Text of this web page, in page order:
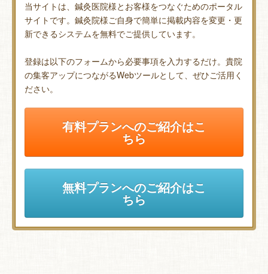
当サイトは、鍼灸医院様とお客様をつなぐためのポータル
サイトです。鍼灸院様ご自身で簡単に掲載内容を変更・更
新できるシステムを無料でご提供しています。
登録は以下のフォームから必要事項を入力するだけ。貴院
の集客アップにつながるWebツールとして、ぜひご活用く
ださい。
有料プランへのご紹介はこ
ちら
無料プランへのご紹介はこ
ちら